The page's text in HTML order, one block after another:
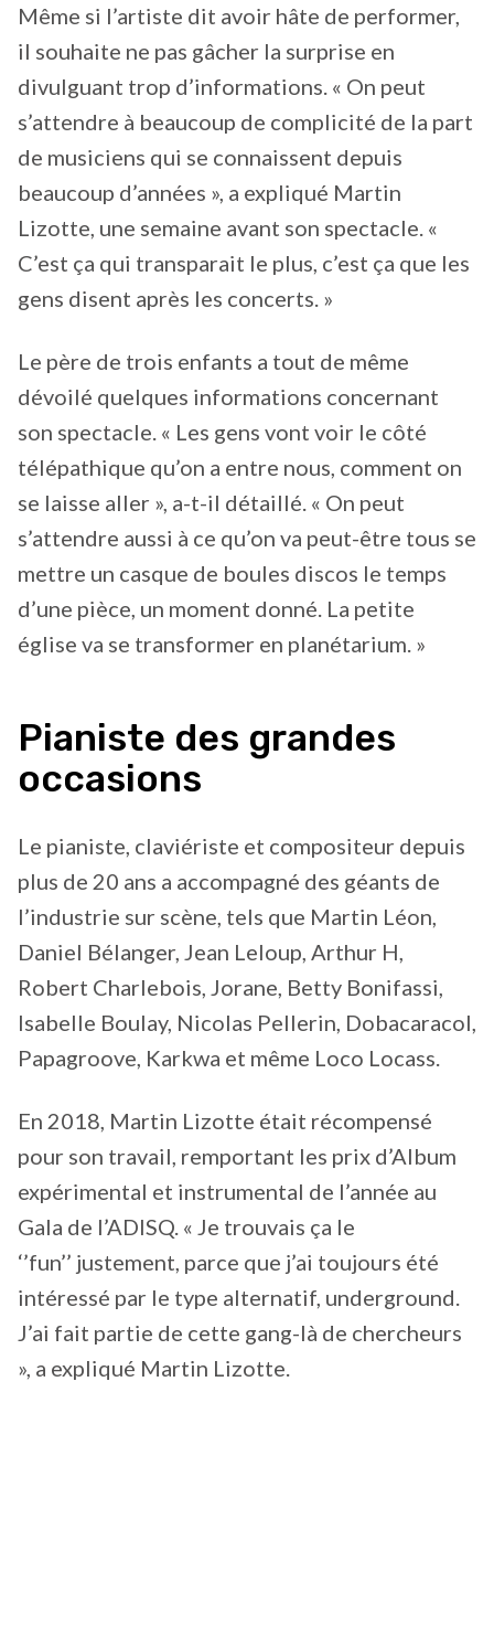
Même si l’artiste dit avoir hâte de performer,
il souhaite ne pas gâcher la surprise en
divulguant trop d’informations. « On peut
s’attendre à beaucoup de complicité de la part
de musiciens qui se connaissent depuis
beaucoup d’années », a expliqué Martin
Lizotte, une semaine avant son spectacle. «
C’est ça qui transparait le plus, c’est ça que les
gens disent après les concerts. »
Le père de trois enfants a tout de même
dévoilé quelques informations concernant
son spectacle. « Les gens vont voir le côté
télépathique qu’on a entre nous, comment on
se laisse aller », a-t-il détaillé. « On peut
s’attendre aussi à ce qu’on va peut-être tous se
mettre un casque de boules discos le temps
d’une pièce, un moment donné. La petite
église va se transformer en planétarium. »
Pianiste des grandes
occasions
Le pianiste, claviériste et compositeur depuis
plus de 20 ans a accompagné des géants de
l’industrie sur scène, tels que Martin Léon,
Daniel Bélanger, Jean Leloup, Arthur H,
Robert Charlebois, Jorane, Betty Bonifassi,
Isabelle Boulay, Nicolas Pellerin, Dobacaracol,
Papagroove, Karkwa et même Loco Locass.
En 2018, Martin Lizotte était récompensé
pour son travail, remportant les prix d’Album
expérimental et instrumental de l’année au
Gala de l’ADISQ. « Je trouvais ça le
‘’fun’’ justement, parce que j’ai toujours été
intéressé par le type alternatif, underground.
J’ai fait partie de cette gang-là de chercheurs
», a expliqué Martin Lizotte.